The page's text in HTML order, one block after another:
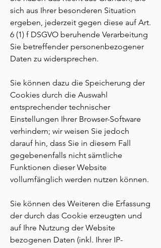
sich aus Ihrer besonderen Situation
ergeben, jederzeit gegen diese auf Art.
6 (1) f DSGVO beruhende Verarbeitung
Sie betreffender personenbezogener
Daten zu widersprechen.
Sie können dazu die Speicherung der
Cookies durch die Auswahl
entsprechender technischer
Einstellungen Ihrer Browser-Software
verhindern; wir weisen Sie jedoch
darauf hin, dass Sie in diesem Fall
gegebenenfalls nicht sämtliche
Funktionen dieser Website
vollumfänglich werden nutzen können.
Sie können des Weiteren die Erfassung
der durch das Cookie erzeugten und
auf Ihre Nutzung der Website
bezogenen Daten (inkl. Ihrer IP-